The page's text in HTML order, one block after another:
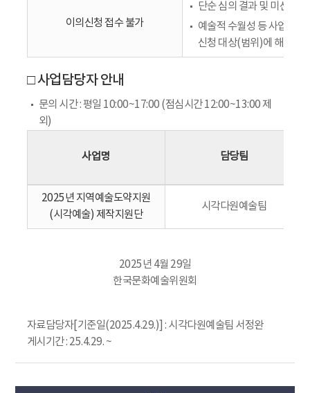
이의신청 접수 불가
단순 심의 결과 및 미선정
예술적 수월성 등 사업계
신청 대상(범위)에 해당하
□ 사업담당자 안내
문의 시간 : 평일 10:00~17:00 (점심시간 12:00~13:00 제
외)
사업명 담당팀
2025년 지역예술도약지원
(시각예술) 제작지원단
시각다원예술팀
2025년 4월 29일
한국문화예술위원회
자료담당자[기준일(2025.4.29.)] : 시각다원예술팀 서정완
게시기간 : 25.4.29. ~